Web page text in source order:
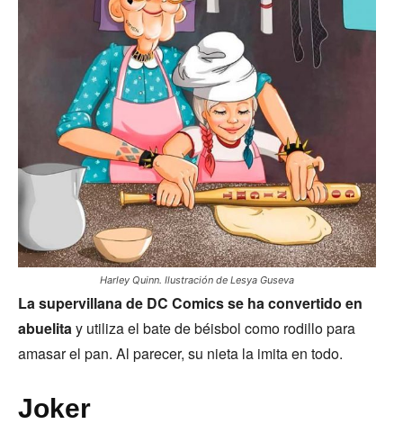
Harley Quinn. Ilustración de Lesya Guseva
La supervillana de DC Comics se ha convertido en
abuelitay utiliza el bate de béisbol como rodillo para
amasar el pan. Al parecer, su nieta la imita en todo.
Joker